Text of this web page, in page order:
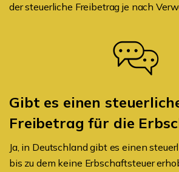
der steuerliche Freibetrag je nach
Gibt es einen
Freibetrag für die
Ja, in Deutschland gibt es einen
bis zu dem keine Erbschaftsteuer